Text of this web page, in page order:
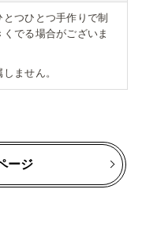
つひとつ手作りで制
でる場合がございま
ません。
ージ